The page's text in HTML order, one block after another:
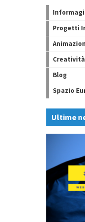
Progetti
Creatività
Blog
Spazio
Ultime